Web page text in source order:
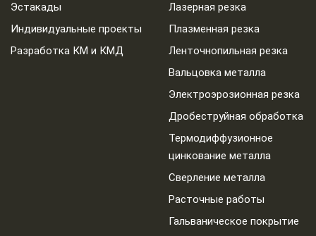
Эстакады
Индивидуальные проекты
Разработка КМ и КМД
Лазерная резка
Плазменная резка
Ленточнопильная резка
Вальцовка металла
Электроэрозионная резка
Дробеструйная обработка
Термодиффузионное
цинкование металла
Сверление металла
Расточные работы
Гальваническое покрытие